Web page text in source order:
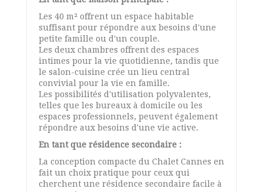
Les 40 m² offrent un espace habitable
suffisant pour répondre aux besoins d'une
petite famille ou d'un couple.
Les deux chambres offrent des espaces
intimes pour la vie quotidienne, tandis que
le salon-cuisine crée un lieu central
convivial pour la vie en famille.
Les possibilités d'utilisation polyvalentes,
telles que les bureaux à domicile ou les
espaces professionnels, peuvent également
répondre aux besoins d'une vie active.
En tant que résidence secondaire :
La conception compacte du Chalet Cannes en
fait un choix pratique pour ceux qui
cherchent une résidence secondaire facile à